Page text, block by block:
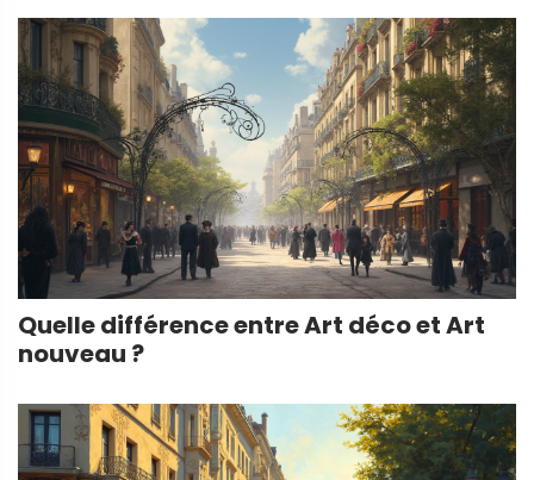
Quelle différence entre Art déco et Art
nouveau ?